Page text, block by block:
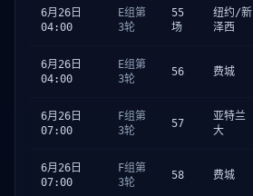
6月26日
04:00
E组第
3轮
55
场
纽约/新
泽西
6月26日
04:00
E组第
3轮
56 费城
6月26日
07:00
F组第
3轮
57
亚特兰
大
6月26日
07:00
F组第
3轮
58 费城